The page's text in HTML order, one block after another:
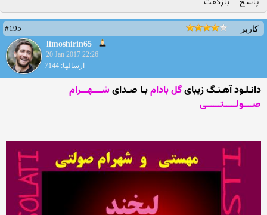
پاسخ بازگفت
کاربر
#195
limoshirin65
20 Jan 2017 22:26
ارسالها: 7144
دانـلـود آهـنـگ زیبایگل بادامبـا صـدایشــــهـــرام
صــــولـــــتــــــی